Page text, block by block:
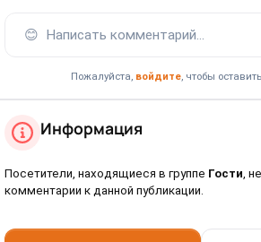
😊 Написать комментарий...
Пожалуйста, войдите, чтобы
Информация
Посетители, находящиеся в группе Гости,
комментарии к данной публикации.